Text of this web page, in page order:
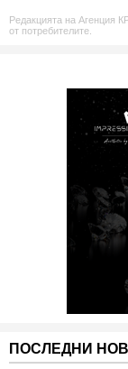
Редакцията на Агенция
от потребителите.
ПОСЛЕДНИ